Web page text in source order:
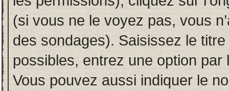
(si vous ne le voyez pas, vous
des sondages). Saisissez le
possibles, entrez une option
Vous pouvez aussi indiquer le